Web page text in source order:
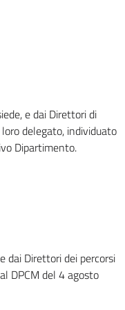
e dai Direttori di
delegato, individuato
Dipartimento.
dai Direttori dei percorsi
DPCM del 4 agosto